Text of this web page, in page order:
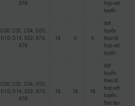
X78
hợp xét
tuyển
C00; C03; C04; D01;
D10; D14; X02; X70;
X78
18 6 6
Xét
tuyển
theo tổ
hợp xét
tuyển
C00; C03; C04; D01;
D10; D14; X02; X70;
X78
18 18 18
Xét
tuyển
theo tổ
hợp xét
tuyển;
Đào tạo